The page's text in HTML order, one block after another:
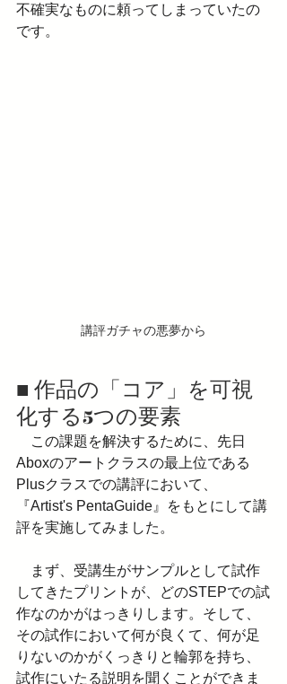
不確実なものに頼ってしまっていたの
です。
講評ガチャの悪夢から
■ 作品の「コア」を可視
化する5つの要素
この課題を解決するために、先日
Aboxのアートクラスの最上位である
Plusクラスでの講評において、
『Artist's PentaGuide』をもとにして講
評を実施してみました。
まず、受講生がサンプルとして試作
してきたプリントが、どのSTEPでの試
作なのかがはっきりします。そして、
その試作において何が良くて、何が足
りないのかがくっきりと輪郭を持ち、
試作にいたる説明を聞くことができま